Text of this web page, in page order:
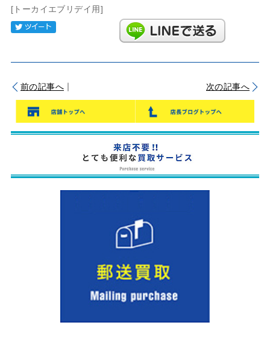
[トーカイエブリデイ用]
Tweet
前の記事へ ｜ 次の記事へ